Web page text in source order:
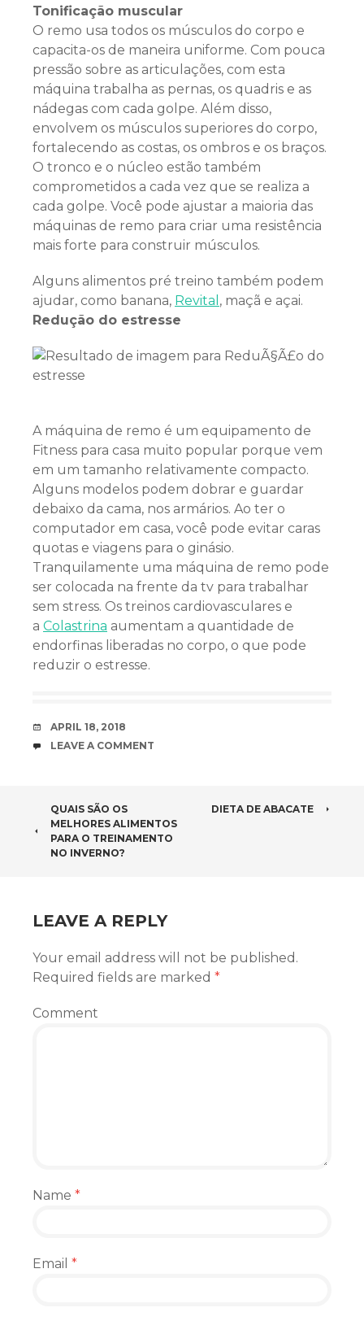
Tonificação muscular
O remo usa todos os músculos do corpo e
capacita-os de maneira uniforme. Com pouca
pressão sobre as articulações, com esta
máquina trabalha as pernas, os quadris e as
nádegas com cada golpe. Além disso,
envolvem os músculos superiores do corpo,
fortalecendo as costas, os ombros e os braços.
O tronco e o núcleo estão também
comprometidos a cada vez que se realiza a
cada golpe. Você pode ajustar a maioria das
máquinas de remo para criar uma resistência
mais forte para construir músculos.
Alguns alimentos pré treino também podem
ajudar, como banana, Revital , maçã e açai.
Redução do estresse
A máquina de remo é um equipamento de
Fitness para casa muito popular porque vem
em um tamanho relativamente compacto.
Alguns modelos podem dobrar e guardar
debaixo da cama, nos armários. Ao ter o
computador em casa, você pode evitar caras
quotas e viagens para o ginásio.
Tranquilamente uma máquina de remo pode
ser colocada na frente da tv para trabalhar
sem stress. Os treinos cardiovasculares e
a Colastrina aumentam a quantidade de
endorfinas liberadas no corpo, o que pode
reduzir o estresse.
DATE
APRIL 18, 2018
COMMENTS
LEAVE A COMMENT
POST NAVIGATION
QUAIS SÃO OS
MELHORES ALIMENTOS
PARA O TREINAMENTO
NO INVERNO?
DIETA DE ABACATE
LEAVE A REPLY
Your email address will not be published.
Required fields are marked *
Comment
Name *
Email *